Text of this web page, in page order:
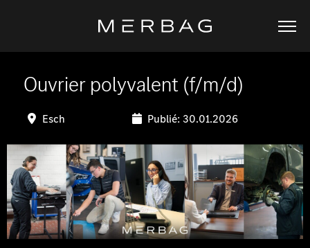
Ouvrier polyvalent (f/m/d)
Esch Publié: 30.01.2026